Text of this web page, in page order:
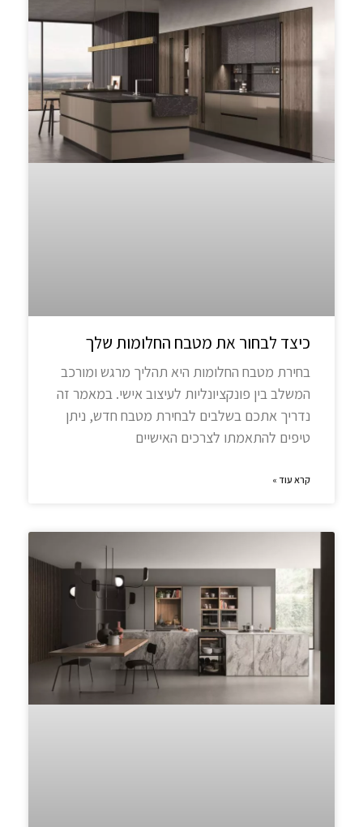
כיצד לבחור את מטבח החלומות שלך
בחירת מטבח החלומות היא תהליך מרגש ומורכב
המשלב בין פונקציונליות לעיצוב אישי. במאמר זה
נדריך אתכם בשלבים לבחירת מטבח חדש, ניתן
טיפים להתאמתו לצרכים האישיים
קרא עוד »